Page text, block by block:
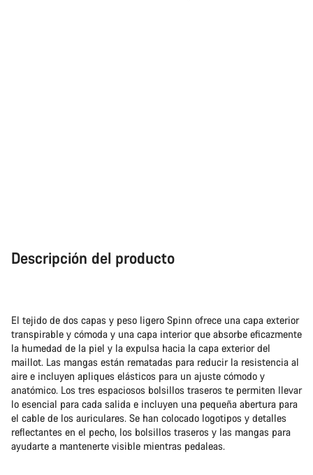
Descripción del producto
El tejido de dos capas y peso ligero Spinn ofrece una capa exterior
transpirable y cómoda y una capa interior que absorbe eficazmente
la humedad de la piel y la expulsa hacia la capa exterior del
maillot. Las mangas están rematadas para reducir la resistencia al
aire e incluyen apliques elásticos para un ajuste cómodo y
anatómico. Los tres espaciosos bolsillos traseros te permiten llevar
lo esencial para cada salida e incluyen una pequeña abertura para
el cable de los auriculares. Se han colocado logotipos y detalles
reflectantes en el pecho, los bolsillos traseros y las mangas para
ayudarte a mantenerte visible mientras pedaleas.